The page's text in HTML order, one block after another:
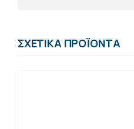
ΣΧΕΤΙΚΆ ΠΡΟΪΌΝΤΑ